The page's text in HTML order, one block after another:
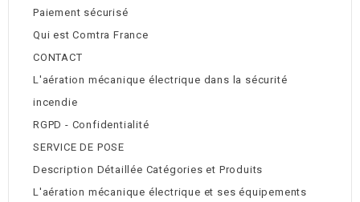
Paiement sécurisé
Qui est Comtra France
CONTACT
L'aération mécanique électrique dans la sécurité
incendie
RGPD - Confidentialité
SERVICE DE POSE
Description Détaillée Catégories et Produits
L'aération mécanique électrique et ses équipements